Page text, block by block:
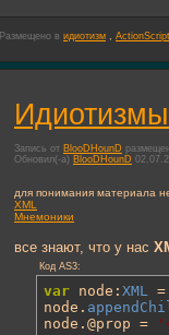
Размещено в идиотизм , ActionScript
Запись от BlooDHounD
Обновил(-а) BlooDHounD
для понимания материала
XML
Мнемоники
все знают, что у нас
Код AS3:
var node: XML
node.
node.@prop =